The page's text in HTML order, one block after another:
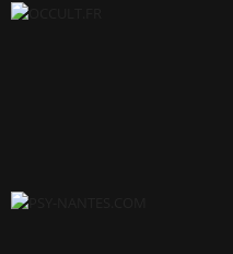
BUTROT (COMMUNITY
OCCULT.FR